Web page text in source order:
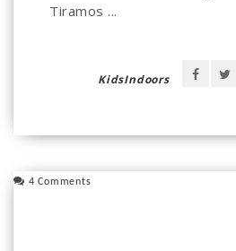
Tiramos ...
KidsIndoors
4 Comments